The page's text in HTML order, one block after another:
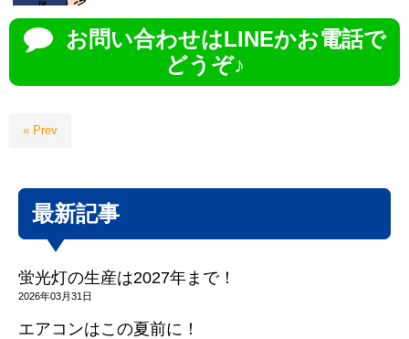
お問い合わせはLINEかお電話で
どうぞ♪
« Prev
最新記事
蛍光灯の生産は2027年まで！
2026年03月31日
エアコンはこの夏前に！